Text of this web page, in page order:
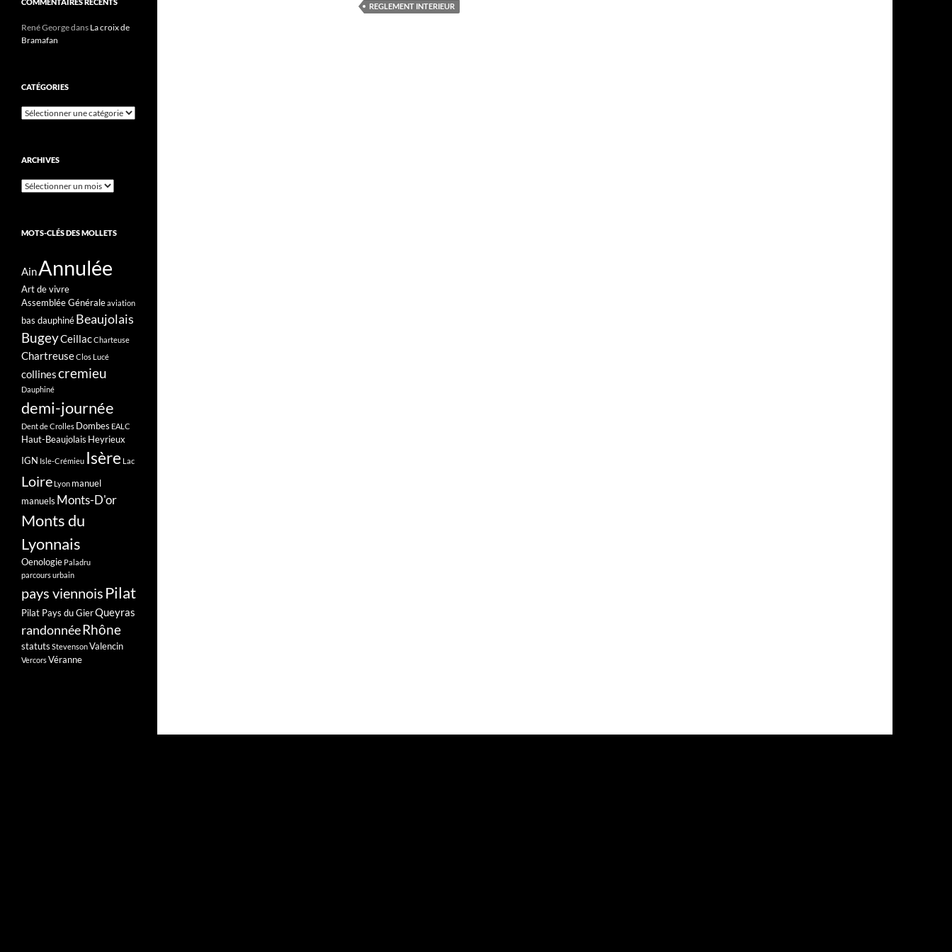
REGLEMENT INTERIEUR
René Georgedans La croix de
Bramafan
CATÉGORIES
Catégories
ARCHIVES
Archives
MOTS-CLÉS DES MOLLETS
AinAnnulée
Art de vivre
Assemblée Généraleaviation
bas dauphinéBeaujolais
BugeyCeillacCharteuse
ChartreuseClos Lucé
collinescremieu
Dauphiné
demi-journée
Dent de Crolles Dombes EALC
Haut-Beaujolais Heyrieux
IGN Isle-Crémieu Isère Lac
Loire Lyon manuel
manuels Monts-D'or
Monts du
Lyonnais
Oenologie Paladru
parcours urbain
pays viennois Pilat
Pilat Pays du GierQueyras
randonnéeRhône
statuts StevensonValencin
VercorsVéranne